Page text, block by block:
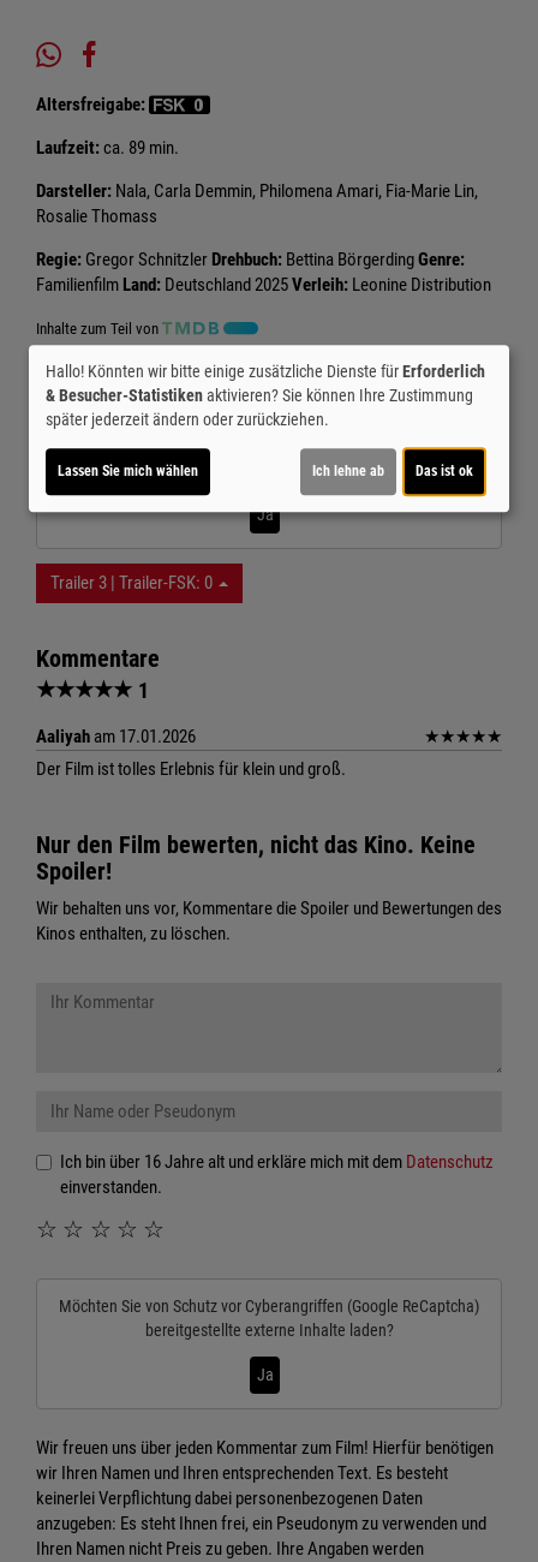
Altersfreigabe:
Laufzeit:ca. 89 min.
Darsteller: Nala, Carla Demmin, Philomena Amari, Fia-Marie Lin,
Rosalie Thomass
Regie: Gregor Schnitzler Drehbuch: Bettina BörgerdingGenre:
Familienfilm Land: Deutschland 2025Verleih: Leonine Distribution
Inhalte zum Teil von
© CINEPROG ...macht Lust auf Ihr Kino!
Möchten Sie vonYoutube (Trailer ansehen)bereitgestellte
externe Inhalte laden?
Ja
Trailer 3 | Trailer-FSK: 0
Kommentare
★★★★★ 1
Aaliyah am 17.01.2026 ★★★★★
Der Film ist tolles Erlebnis für klein und groß.
Nur den Film bewerten, nicht das Kino. Keine
Spoiler!
Wir behalten uns vor, Kommentare die Spoiler und Bewertungen des
Kinos enthalten, zu löschen.
Ich bin über 16 Jahre alt und erkläre mich mit dem Datenschutz
einverstanden.
☆
☆
☆
☆
☆
Möchten Sie von Schutz vor Cyberangriffen (Google ReCaptcha)
bereitgestellte externe Inhalte laden?
Ja
Wir freuen uns über jeden Kommentar zum Film! Hierfür benötigen
wir Ihren Namen und Ihren entsprechenden Text. Es besteht
keinerlei Verpflichtung dabei personenbezogenen Daten
anzugeben: Es steht Ihnen frei, ein Pseudonym zu verwenden und
Ihren Namen nicht Preis zu geben. Ihre Angaben werden
Hallo! Könnten wir bitte einige zusätzliche Dienste fürErforderlich
& Besucher-Statistikenaktivieren? Sie können Ihre Zustimmung
später jederzeit ändern oder zurückziehen.
Lassen Sie mich wählen Ich lehne ab Das ist ok